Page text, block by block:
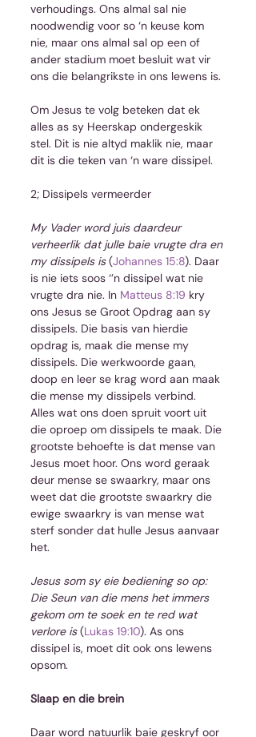
verhoudings. Ons almal sal nie
noodwendig voor so ‘n keuse kom
nie, maar ons almal sal op een of
ander stadium moet besluit wat vir
ons die belangrikste in ons lewens is.
Om Jesus te volg beteken dat ek
alles as sy Heerskap ondergeskik
stel. Dit is nie altyd maklik nie, maar
dit is die teken van ‘n ware dissipel.
2; Dissipels vermeerder
My Vader word juis daardeur
verheerlik dat julle baie vrugte dra en
my dissipels is (Johannes 15:8). Daar
is nie iets soos ‘’n dissipel wat nie
vrugte dra nie. In Matteus 8:19 kry
ons Jesus se Groot Opdrag aan sy
dissipels. Die basis van hierdie
opdrag is, maak die mense my
dissipels. Die werkwoorde gaan,
doop en leer se krag word aan maak
die mense my dissipels verbind.
Alles wat ons doen spruit voort uit
die oproep om dissipels te maak. Die
grootste behoefte is dat mense van
Jesus moet hoor. Ons word geraak
deur mense se swaarkry, maar ons
weet dat die grootste swaarkry die
ewige swaarkry is van mense wat
sterf sonder dat hulle Jesus aanvaar
het.
Jesus som sy eie bediening so op:
Die Seun van die mens het immers
gekom om te soek en te red wat
verlore is (Lukas 19:10). As ons
dissipel is, moet dit ook ons lewens
opsom.
Slaap en die brein
Daar word natuurlik baie geskryf oor